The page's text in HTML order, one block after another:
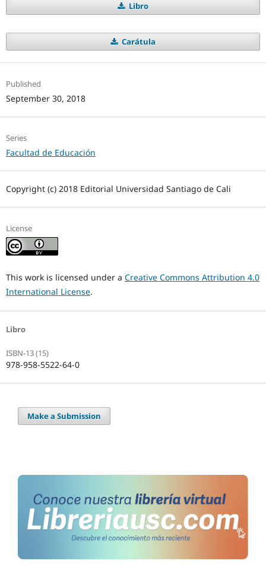
Libro
Carátula
Published
September 30, 2018
Series
Facultad de Educación
Copyright (c) 2018 Editorial Universidad Santiago de Cali
License
This work is licensed under a Creative Commons Attribution 4.0
International License.
Libro
ISBN-13 (15)
978-958-5522-64-0
Make a Submission